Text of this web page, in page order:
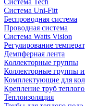
Система Uni-Fitt
Беспроводная система
Проводная система
Система Watts Vision
Регулирование
Демпферная лента
Коллекторные группы
Коллекторные группы
Комплектующие для
Крепление труб
Теплоизоляция